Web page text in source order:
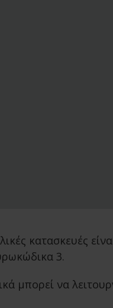
κατασκευές
3.
μπορεί να